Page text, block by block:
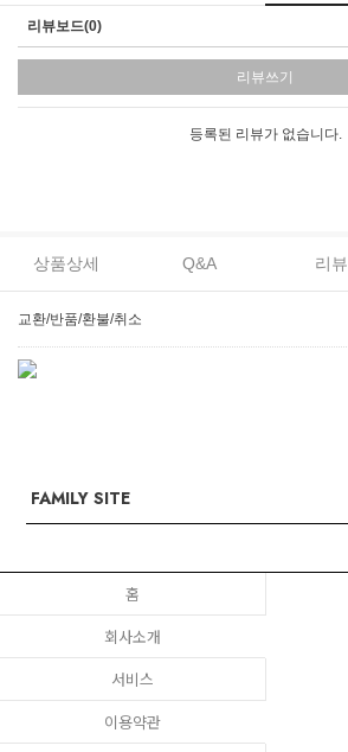
리뷰보드(0)
리뷰쓰기
등록된 리뷰가 없습니다.
상품상세 Q&A 리뷰
교환/반품/환불/취소
홈
회사소개
서비스
이용약관